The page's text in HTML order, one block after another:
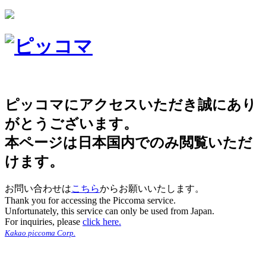
ピッコマにアクセスいただき誠にあり
がとうございます。
本ページは日本国内でのみ閲覧いただ
けます。
お問い合わせはこちらからお願いいたします。
Thank you for accessing the Piccoma service.
Unfortunately, this service can only be used from Japan.
For inquiries, please click here.
Kakao piccoma Corp.